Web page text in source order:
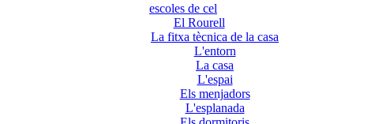
escoles de cel
El Rourell
La fitxa tècnica de la casa
L'entorn
La casa
L'espai
Els menjadors
L'esplanada